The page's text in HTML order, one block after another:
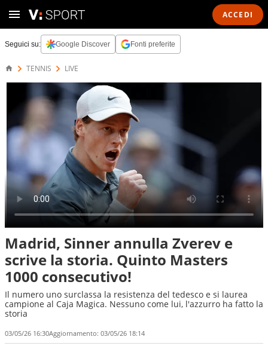
ACCEDI
Seguici su: Google Discover Fonti preferite
TENNIS LIVE
Madrid, Sinner annulla Zverev e
scrive la storia. Quinto Masters
1000 consecutivo!
Il numero uno surclassa la resistenza del tedesco e si laurea
campione al Caja Magica. Nessuno come lui, l'azzurro ha fatto la
storia
03/05/26 16:30Aggiornamento: 03/05/26 18:14